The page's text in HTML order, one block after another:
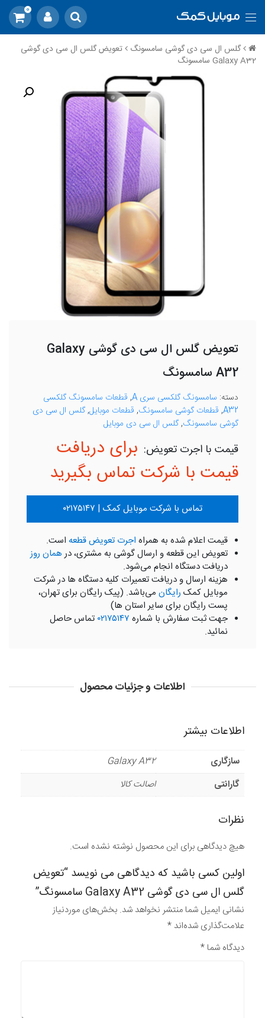
0
گلس ال سی دی گوشی سامسونگ
تعویض گلس ال سی دی گوشی
Galaxy A32 سامسونگ
تعویض گلس ال سی دی گوشی Galaxy
A32 سامسونگ
دسته: سامسونگ گلکسی سری A , قطعات سامسونگ گلکسی
A32
, قطعات گوشی سامسونگ, قطعات موبایل,گلس ال سی دی
گوشی سامسونگ,گلس ال سی دی موبایل
برای دریافت
قیمت با شرکت تماس بگیرید
تماس با شرکت موبایل کمک | ۰۲۱۷۵۱۴۷
قیمت اعلام شده به همراه اجرت تعویض قطعه است.
تعویض این قطعه و ارسال گوشی به مشتری، درهمان روز
دریافت دستگاه انجام می‌شود.
هزینه ارسال و دریافت تعمیرات کلیه دستگاه ها در شرکت
موبایل کمک رایگان می‌باشد. (پیک رایگان برای تهران،
پست رایگان برای سایر استان ها)
جهت ثبت سفارش با شماره ۰۲۱۷۵۱۴۷ تماس حاصل
نمائید.
اطلاعات و جزئیات محصول
اطلاعات بیشتر
سازگاری
Galaxy A32
گارانتی
اصالت کالا
نظرات
هیچ دیدگاهی برای این محصول نوشته نشده است.
اولین کسی باشید که دیدگاهی می نویسد “تعویض
گلس ال سی دی گوشی Galaxy A32 سامسونگ”
نشانی ایمیل شما منتشر نخواهد شد. بخش‌های موردنیاز
علامت‌گذاری شده‌اند *
دیدگاه شما*